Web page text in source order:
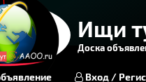
Ищи
Доска
Вход /